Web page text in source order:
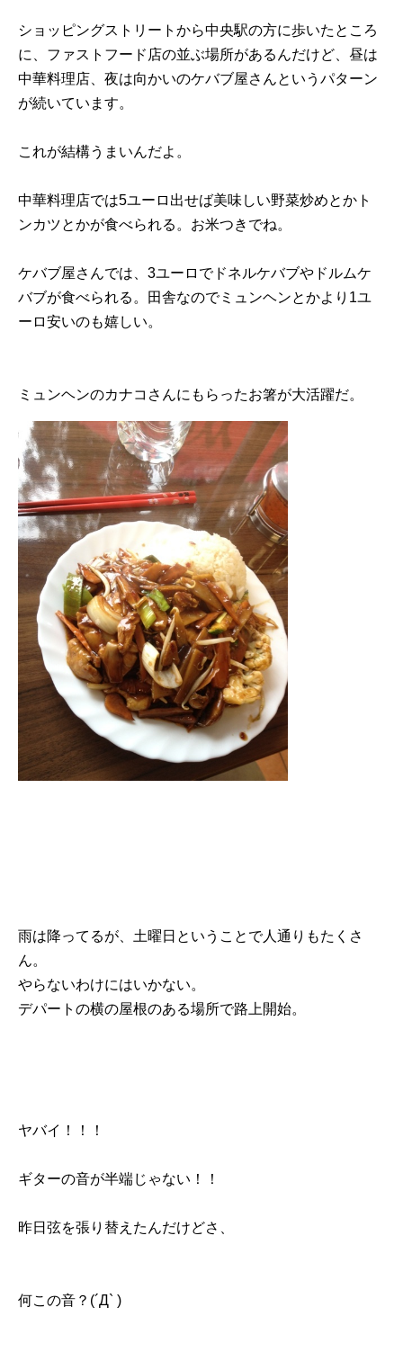
ショッピングストリートから中央駅の方に歩いたところ
に、ファストフード店の並ぶ場所があるんだけど、昼は
中華料理店、夜は向かいのケバブ屋さんというパターン
が続いています。
これが結構うまいんだよ。
中華料理店では5ユーロ出せば美味しい野菜炒めとかト
ンカツとかが食べられる。お米つきでね。
ケバブ屋さんでは、3ユーロでドネルケバブやドルムケ
バブが食べられる。田舎なのでミュンヘンとかより1ユ
ーロ安いのも嬉しい。
ミュンヘンのカナコさんにもらったお箸が大活躍だ。
雨は降ってるが、土曜日ということで人通りもたくさ
ん。
やらないわけにはいかない。
デパートの横の屋根のある場所で路上開始。
ヤバイ！！！
ギターの音が半端じゃない！！
昨日弦を張り替えたんだけどさ、
何この音？(´Д` )